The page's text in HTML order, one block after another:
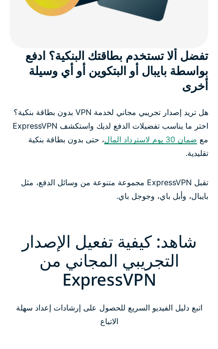
تفضل ألا تستخدم بطاقتك البنكية؟ ادفع
بواسطة بايبال أو البتكوين أو أي وسيلة
أخرى
هل تريد إصدار تجريبي مجاني لخدمة VPN بدون بطاقة بنكية؟
اختر ما يناسب تفضيلات الدفع لديك واستكشف ExpressVPN
مع ضمان 30 يوم لاسترداد المال
، حتى بدون بطاقة بنكية
تقليدية.
تقبل ExpressVPN مجموعة متنوعة من وسائل الدفع، مثل
بايبال، وأبل باي، وجوجل باي.
شاهد: كيفية تفعيل الإصدار
التجريبي المجاني من
ExpressVPN
اتبع دليل الفيديو السريع للحصول على إرشادات إعداد سهلة
الاتباع